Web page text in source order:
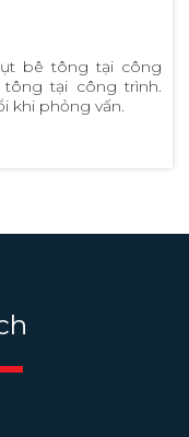
bê tông tại công
tại công trình.
khi phỏng vấn.